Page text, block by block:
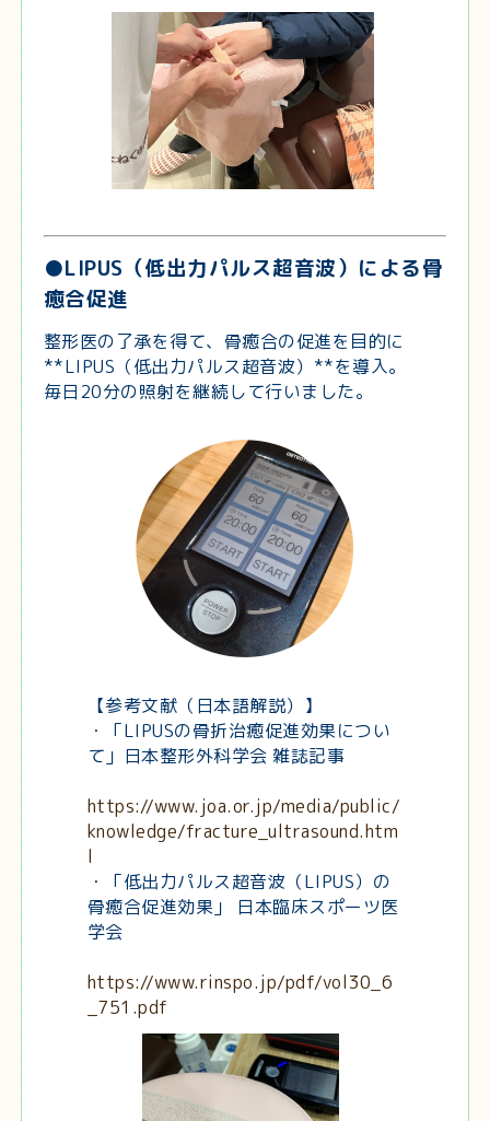
●LIPUS（低出力パルス超音波）による骨
癒合促進
整形医の了承を得て、骨癒合の促進を目的に
**LIPUS（低出力パルス超音波）**を導入。
毎日20分の照射を継続して行いました。
【参考文献（日本語解説）】
・「LIPUSの骨折治癒促進効果につい
て」日本整形外科学会 雑誌記事
https://www.joa.or.jp/media/public/
knowledge/fracture_ultrasound.htm
l
・「低出力パルス超音波（LIPUS）の
骨癒合促進効果」 日本臨床スポーツ医
学会
https://www.rinspo.jp/pdf/vol30_6
_751.pdf